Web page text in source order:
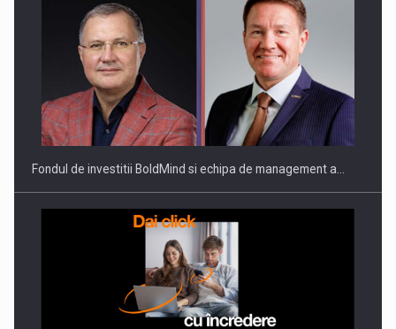
ROOTED IN ROMANIA, BUILT TO DELIVER TECHNOLOGY FOR
THE…
Fondul de investitii BoldMind si echipa de management a…